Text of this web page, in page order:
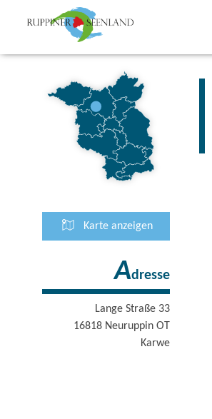
Karte anzeigen
Adresse
Lange Straße 33
16818 Neuruppin OT
Karwe